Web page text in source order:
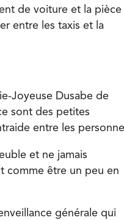
de voiture et la pièce
entre les taxis et la
Joyeuse Dusabe de
sont des petites
entre les
et ne jamais
comme être un peu en
générale qui